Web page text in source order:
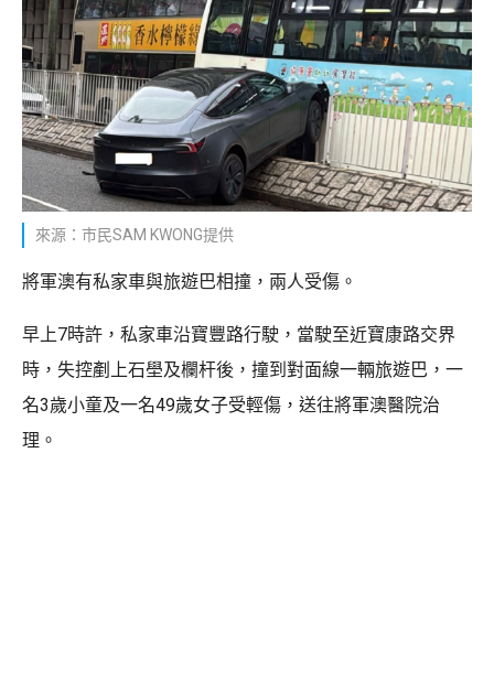
來源：市民SAM KWONG提供
將軍澳有私家車與旅遊巴相撞，兩人受傷。
早上7時許，私家車沿寶豐路行駛，當駛至近寶康路交界
時，失控剷上石壆及欄杆後，撞到對面線一輛旅遊巴，一
名3歲小童及一名49歲女子受輕傷，送往將軍澳醫院治
理。